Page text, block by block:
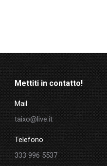
Mettiti in contatto!
Mail
taixo@live.it
Telefono
333 996 5537